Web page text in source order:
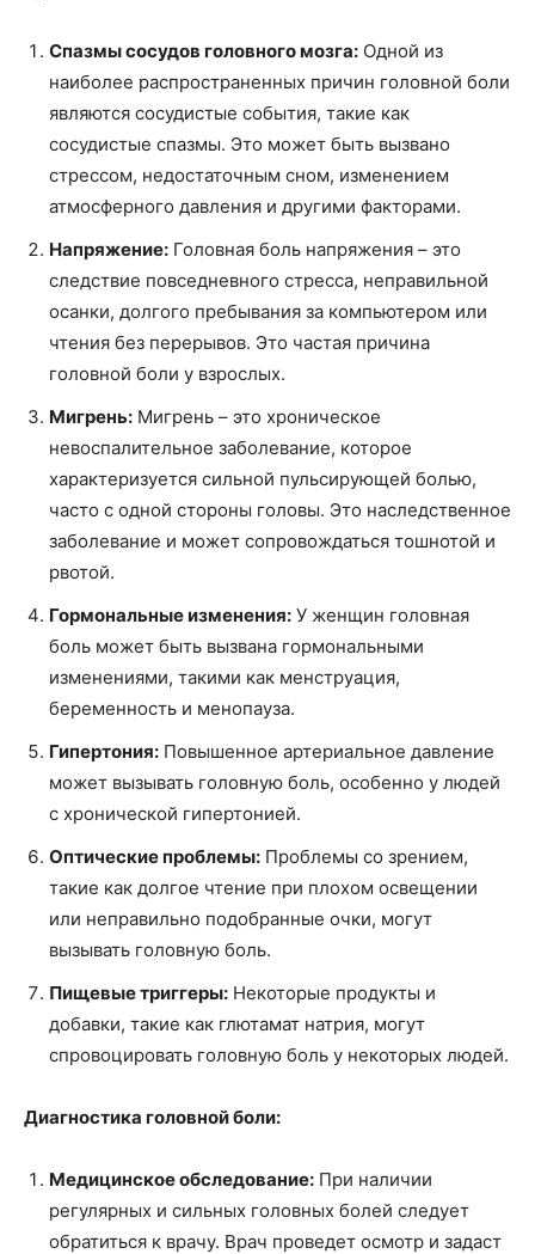
Спазмы сосудов головного мозга: Одной из
наиболее распространенных причин головной боли
являются сосудистые события, такие как
сосудистые спазмы. Это может быть вызвано
стрессом, недостаточным сном, изменением
атмосферного давления и другими факторами.
Напряжение: Головная боль напряжения – это
следствие повседневного стресса, неправильной
осанки, долгого пребывания за компьютером или
чтения без перерывов. Это частая причина
головной боли у взрослых.
Мигрень: Мигрень – это хроническое
невоспалительное заболевание, которое
характеризуется сильной пульсирующей болью,
часто с одной стороны головы. Это наследственное
заболевание и может сопровождаться тошнотой и
рвотой.
Гормональные изменения: У женщин головная
боль может быть вызвана гормональными
изменениями, такими как менструация,
беременность и менопауза.
Гипертония: Повышенное артериальное давление
может вызывать головную боль, особенно у людей
с хронической гипертонией.
Оптические проблемы: Проблемы со зрением,
такие как долгое чтение при плохом освещении
или неправильно подобранные очки, могут
вызывать головную боль.
Пищевые триггеры: Некоторые продукты и
добавки, такие как глютамат натрия, могут
спровоцировать головную боль у некоторых людей.
Диагностика головной боли:
Медицинское обследование: При наличии
регулярных и сильных головных болей следует
обратиться к врачу. Врач проведет осмотр и задаст